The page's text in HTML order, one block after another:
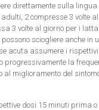
direttamente sulla lingua
2 compresse 3 volte
3 volte al giorno per i
sciogliere anche in
acuta assumere i
progressivamente la
al miglioramento del
dosi 15 minuti prima